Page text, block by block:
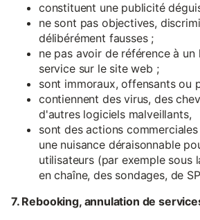
constituent une publicité
ne sont pas objectives,
délibérément fausses ;
ne pas avoir de référence à un
service sur le site web ;
sont immoraux, offensants ou
contiennent des virus, des
d'autres logiciels malveillants,
sont des actions
une nuisance déraisonnable
utilisateurs (par exemple sous
en chaîne, des sondages, de
7. Rebooking, annulation de